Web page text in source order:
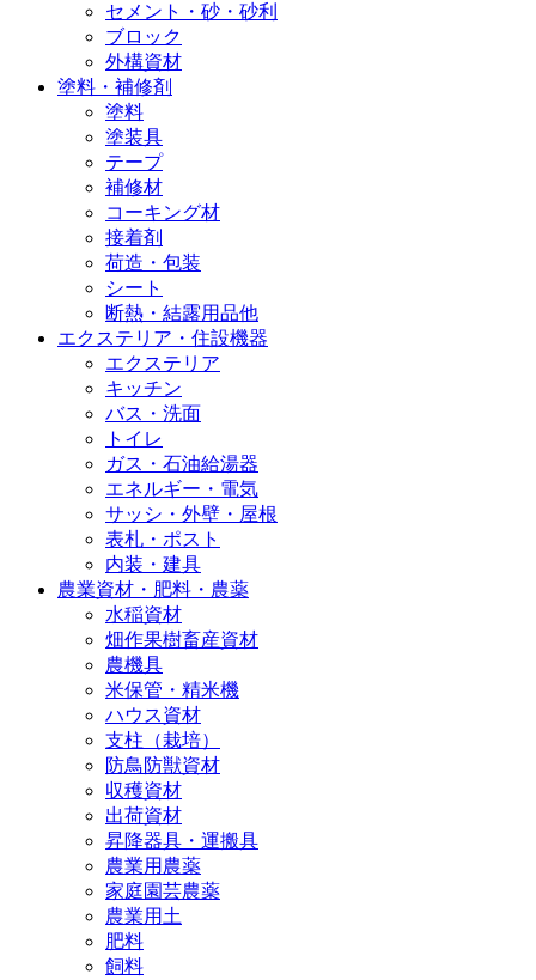
セメント・砂・砂利
ブロック
外構資材
塗料・補修剤
塗料
塗装具
テープ
補修材
コーキング材
接着剤
荷造・包装
シート
断熱・結露用品他
エクステリア・住設機器
エクステリア
キッチン
バス・洗面
トイレ
ガス・石油給湯器
エネルギー・電気
サッシ・外壁・屋根
表札・ポスト
内装・建具
農業資材・肥料・農薬
水稲資材
畑作果樹畜産資材
農機具
米保管・精米機
ハウス資材
支柱（栽培）
防鳥防獣資材
収穫資材
出荷資材
昇降器具・運搬具
農業用農薬
家庭園芸農薬
農業用土
肥料
飼料